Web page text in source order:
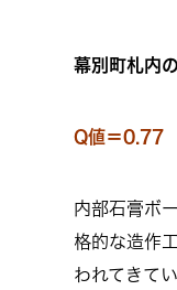
幕別町札内
Q値＝0.77
内部石膏ボ
格的な造作
われてきて